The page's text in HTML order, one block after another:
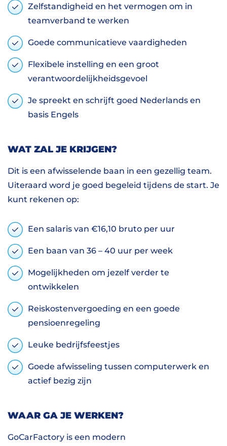
Zelfstandigheid en het vermogen om in
teamverband te werken
Goede communicatieve vaardigheden
Flexibele instelling en een groot
verantwoordelijkheidsgevoel
Je spreekt en schrijft goed Nederlands en
basis Engels
WAT ZAL JE KRIJGEN?
Dit is een afwisselende baan in een gezellig team.
Uiteraard word je goed begeleid tijdens de start. Je
kunt rekenen op:
Een salaris van €16,10 bruto per uur
Een baan van 36 – 40 uur per week
Mogelijkheden om jezelf verder te
ontwikkelen
Reiskostenvergoeding en een goede
pensioenregeling
Leuke bedrijfsfeestjes
Goede afwisseling tussen computerwerk en
actief bezig zijn
WAAR GA JE WERKEN?
GoCarFactory is een modern